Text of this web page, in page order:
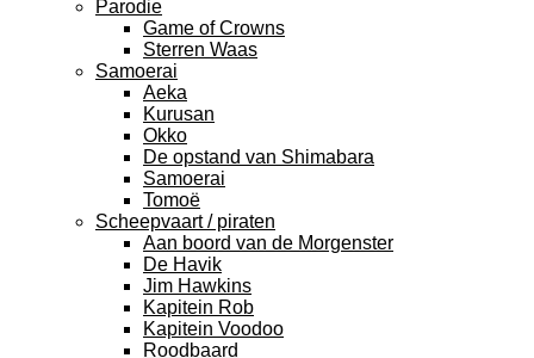
Parodie
Game of Crowns
Sterren Waas
Samoerai
Aeka
Kurusan
Okko
De opstand van Shimabara
Samoerai
Tomoë
Scheepvaart / piraten
Aan boord van de Morgenster
De Havik
Jim Hawkins
Kapitein Rob
Kapitein Voodoo
Roodbaard